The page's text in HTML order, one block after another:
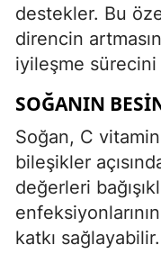
destekler. Bu
direncin
iyileşme sürecini
SOĞANIN
Soğan, C
bileşikler
değerleri
katkı sağlayabilir.